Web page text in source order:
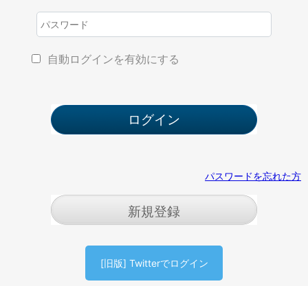
自動ログインを有効にする
パスワードを忘れた方
新規登録
[旧版] Twitterでログイン